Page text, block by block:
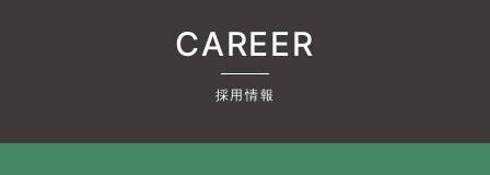
CAREER
採用情報